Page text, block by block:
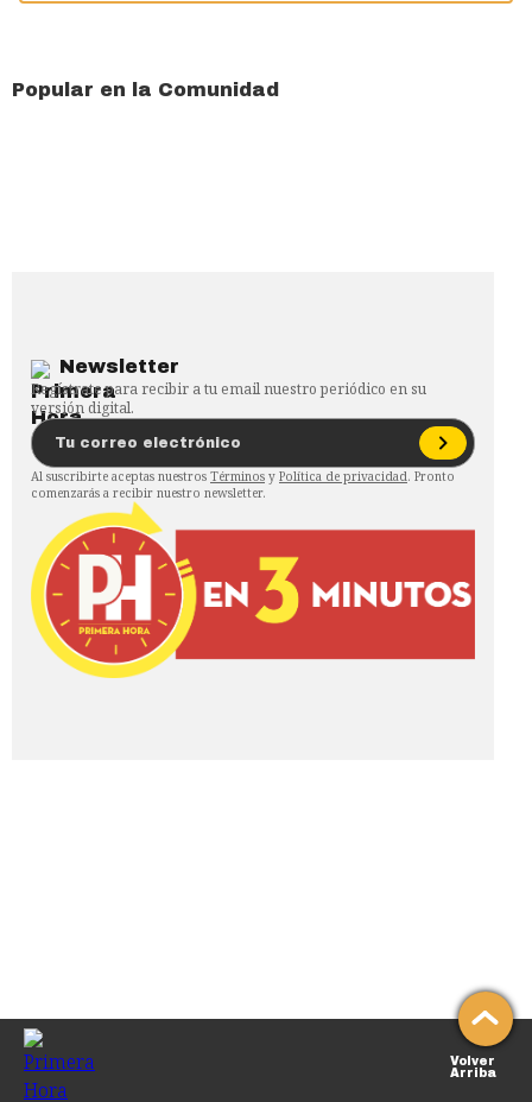
Popular en la Comunidad
Newsletter
Regístrate para recibir a tu email nuestro periódico en su
versión digital.
Al suscribirte aceptas nuestros Términos y Política de privacidad. Pronto
comenzarás a recibir nuestro newsletter.
Volver
Arriba